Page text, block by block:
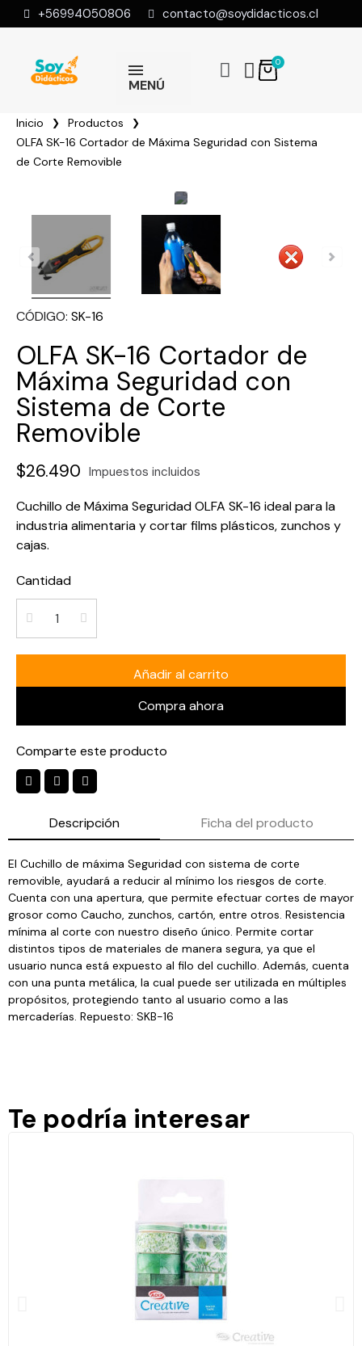
+56994050806 contacto@soydidacticos.cl
MENÚ
Inicio
Productos
OLFA SK-16 Cortador de Máxima Seguridad con Sistema
de Corte Removible
CÓDIGO SK-16
OLFA SK-16 Cortador de
Máxima Seguridad con
Sistema de Corte
Removible
$26.490 Impuestos incluidos
Cuchillo de Máxima Seguridad OLFA SK-16 ideal para la
industria alimentaria y cortar films plásticos, zunchos y
cajas.
Cantidad
Añadir al carrito
Compra ahora
Comparte este producto
Descripción Ficha del producto
El Cuchillo de máxima Seguridad con sistema de corte
removible, ayudará a reducir al mínimo los riesgos de corte.
Cuenta con una apertura, que permite efectuar cortes de mayor
grosor como Caucho, zunchos, cartón, entre otros. Resistencia
mínima al corte con nuestro diseño único. Permite cortar
distintos tipos de materiales de manera segura, ya que el
usuario nunca está expuesto al filo del cuchillo. Además, cuenta
con una punta metálica, la cual puede ser utilizada en múltiples
propósitos, protegiendo tanto al usuario como a las
mercaderías. Repuesto: SKB-16
Te podría interesar